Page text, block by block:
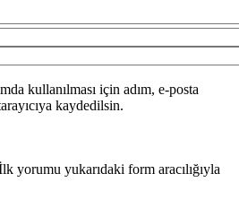
kullanılması için adım, e-posta
kaydedilsin.
yorumu yukarıdaki form aracılığıyla